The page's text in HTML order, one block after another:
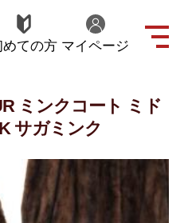
めての方 マイページ
ミンクコート ミド
サガミンク